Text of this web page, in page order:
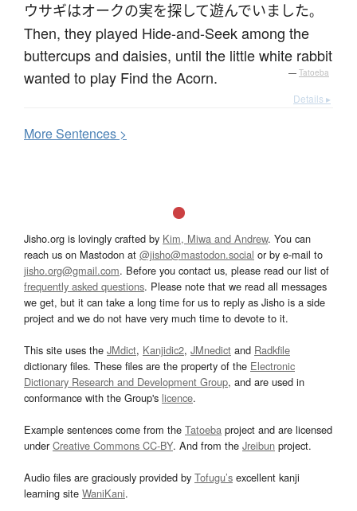
ウサギはオークの実を探して遊んでいました。
Then, they played Hide-and-Seek among the
buttercups and daisies, until the little white rabbit
wanted to play Find the Acorn.
— Tatoeba
Details ▸
MoreSentences >
Jisho.org is lovingly crafted by Kim, Miwa and Andrew. You can
reach us on Mastodon at @jisho@mastodon.social or by e-mail to
jisho.org@gmail.com. Before you contact us, please read our list of
frequently asked questions. Please note that we read all messages
we get, but it can take a long time for us to reply as Jisho is a side
project and we do not have very much time to devote to it.
This site uses the JMdict, Kanjidic2, JMnedict and Radkfile
dictionary files. These files are the property of the Electronic
Dictionary Research and Development Group, and are used in
conformance with the Group's licence.
Example sentences come from the Tatoeba project and are licensed
underCreative Commons CC-BY. And from the Jreibun project.
Audio files are graciously provided by Tofugu’s excellent kanji
learning site WaniKani.